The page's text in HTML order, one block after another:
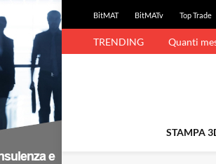
BitMAT BitMATv Top Trade
TRENDING Quanti
STAMPA